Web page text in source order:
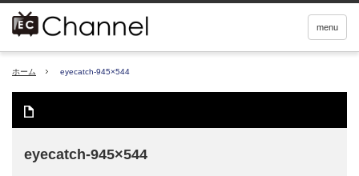
menu
ホーム eyecatch-945×544
eyecatch-945×544